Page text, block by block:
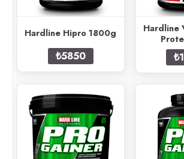
Hardline Hipro 1800g
₺5850
Hardline